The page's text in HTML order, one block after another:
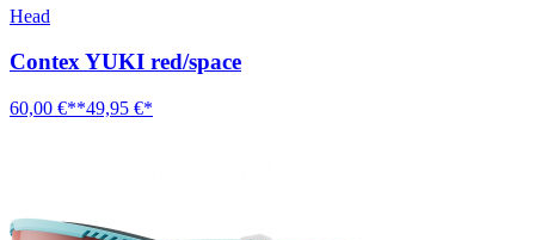
Head
Contex YUKI red/space
60,00 €**49,95 €*